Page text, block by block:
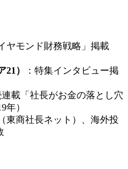
ヤモンド財務戦略」掲載
）
：特集インタビュー掲
連載「社長がお金の落とし穴
年）
東商社長ネット）、海外投